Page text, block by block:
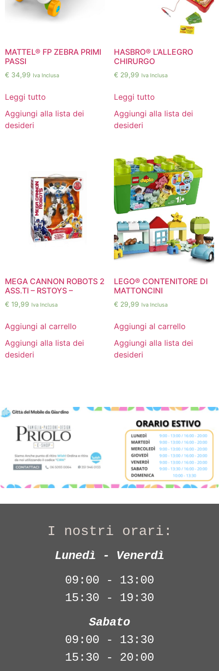
MATTEL® FP ZEBRA PRIMI
PASSI
€ 34,99 Iva Inclusa
Leggi tutto
Aggiungi alla lista dei
desideri
HASBRO® L’ALLEGRO
CHIRURGO
€ 29,99 Iva Inclusa
Leggi tutto
Aggiungi alla lista dei
desideri
MEGA CANNON ROBOTS 2
ASS.TI – RSTOYS –
€ 19,99 Iva Inclusa
Aggiungi al carrello
Aggiungi alla lista dei
desideri
LEGO® CONTENITORE DI
MATTONCINI
€ 29,99 Iva Inclusa
Aggiungi al carrello
Aggiungi alla lista dei
desideri
I nostri orari:
Lunedì - Venerdì
09:00 - 13:00
15:30 - 19:30
Sabato
09:00 - 13:30
15:30 - 20:00